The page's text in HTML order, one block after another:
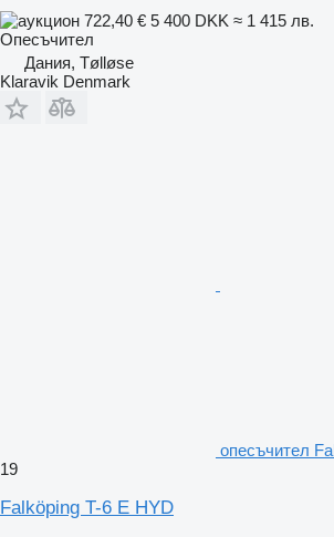
722,40 € 5 400 DKK ≈ 1 415 лв.
Опесъчител
Дания, Tølløse
Klaravik Denmark
опесъчител
19
Falköping T-6 E HYD